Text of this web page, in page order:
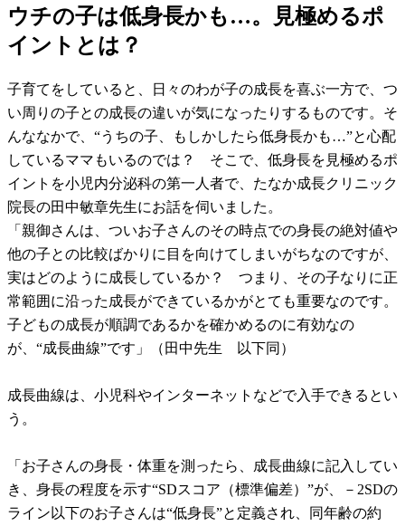
ウチの子は低身長かも…。見極めるポ
イントとは？
子育てをしていると、日々のわが子の成長を喜ぶ一方で、つ
い周りの子との成長の違いが気になったりするものです。そ
んななかで、“うちの子、もしかしたら低身長かも…”と心配
しているママもいるのでは？ そこで、低身長を見極めるポ
イントを小児内分泌科の第一人者で、たなか成長クリニック
院長の田中敏章先生にお話を伺いました。
「親御さんは、ついお子さんのその時点での身長の絶対値や
他の子との比較ばかりに目を向けてしまいがちなのですが、
実はどのように成長しているか？ つまり、その子なりに正
常範囲に沿った成長ができているかがとても重要なのです。
子どもの成長が順調であるかを確かめるのに有効なの
が、“成長曲線”です」（田中先生 以下同）
成長曲線は、小児科やインターネットなどで入手できるとい
う。
「お子さんの身長・体重を測ったら、成長曲線に記入してい
き、身長の程度を示す“SDスコア（標準偏差）”が、－2SDの
ライン以下のお子さんは“低身長”と定義され、同年齢の約